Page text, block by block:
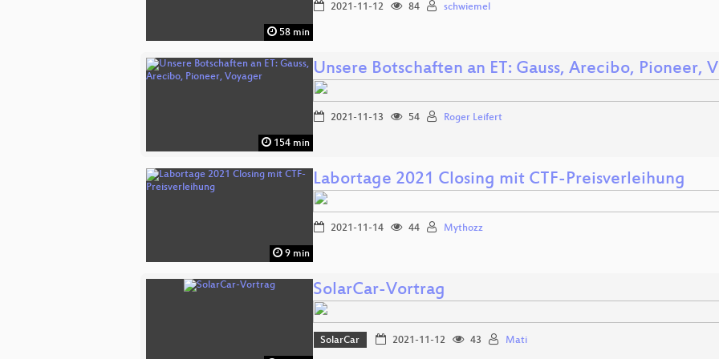
58 min
2021-11-12 84 schwiemel
154 min
Unsere Botschaften an ET: Gauss, Arecibo, Pioneer,
2021-11-13 54 Roger Leifert
9 min
Labortage 2021 Closing mit CTF-Preisverleihung
2021-11-14 44 Mythozz
SolarCar-Vortrag
SolarCar 2021-11-12 43 Mati